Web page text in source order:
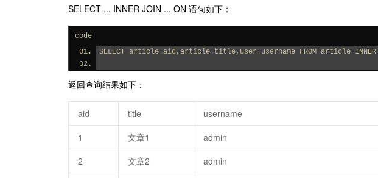
SELECT ... INNER JOIN ... ON 语句如下：
code
SELECT article.aid,article.title,user.username FROM article
返回查询结果如下：
aid title
username
1
文章1
admin
2
文章2
admin